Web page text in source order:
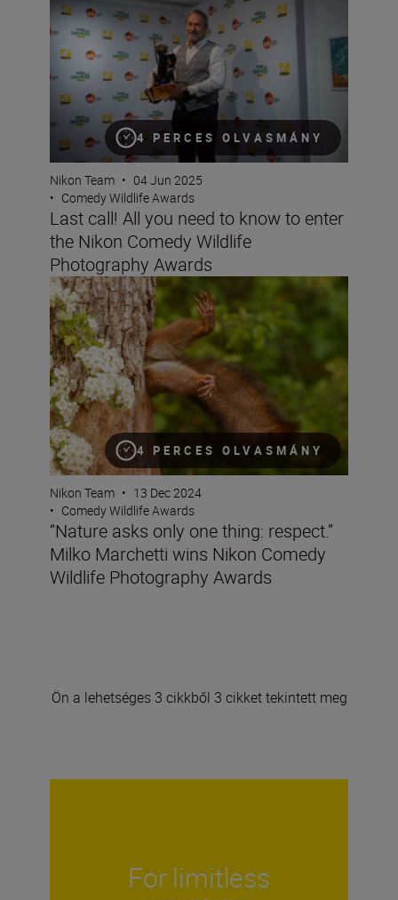
4 PERCES OLVASMÁNY
Nikon Team • 04 Jun 2025
• Comedy Wildlife Awards
Last call! All you need to know to enter
the Nikon Comedy Wildlife
Photography Awards
4 PERCES OLVASMÁNY
“Nature asks only one thing: respect.” Milko Marchetti
Nikon Team • 13 Dec 2024
• Comedy Wildlife Awards
“Nature asks only one thing: respect.”
Milko Marchetti wins Nikon Comedy
Wildlife Photography Awards
Ön a lehetséges 3 cikkből 3 cikket tekintett meg
For limitless